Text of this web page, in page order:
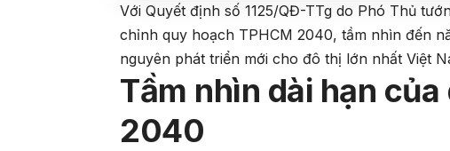
Với Quyết định số 1125/QĐ-TTg do Phó Thủ
chỉnh quy hoạch TPHCM 2040, tầm nhìn đến
nguyên phát triển mới cho đô thị lớn nhất Việt
Tầm nhìn dài hạn
2040